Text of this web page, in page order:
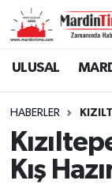
ULUSAL
HABERLER
Kış
Mardin
Mardin
Mardin